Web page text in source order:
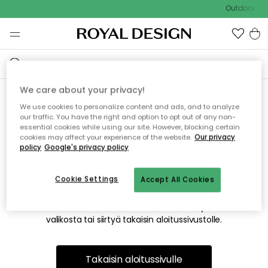
Outdoor
Emme valitettavasti löydä
etsimääsi sivua
Tämä voi johtua siitä, että sivua ei enää ole tai siitä, että se
on siirretty muualle. Pahoittelemme tästä mahdollisesti
valikosta tai siirtyä takaisin aloitussivustolle.
Takaisin aloitussivulle
We care about your privacy!
We use cookies to personalize content and ads, and to analyze
our traffic. You have the right and option to opt out of any non-
essential cookies while using our site. However, blocking certain
cookies may affect your experience of the website. Our privacy
policy Google's privacy policy
Accept All Cookies
Cookie Settings